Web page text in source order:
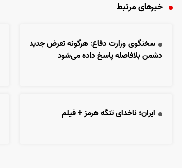
خبرهای مرتبط
سخنگوی وزارت دفاع: هرگونه تعرض جدید
دشمن بلافاصله پاسخ داده می‌شود
ایران؛ ناخدای تنگه هرمز + فیلم